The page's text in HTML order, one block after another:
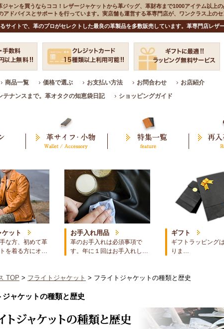
ャンを買うならココ！レザージャケットから革バッグ、革財布まで1000アイテム以上の
ドバイスとサポートを行っています。実店舗も運営する革専門店が、ワンクラス上の
サイトで、革のプロがセレクトした最良の革製品を多数販売しています。革専門店レザ
商品一覧 価格で選ぶ お支払い方法 お問合わせ
お店紹介
テナンスまで。革オタクの知恵袋日記
ショッピングガイド
ケット
な方、初めて革
を着る方にオ…
お手入れ用品
革のお手入れは必須事項で
す。年に１回はお手入れし…
ギフト
ギフトラッピング
りま…
TOP > フライトジャケット > フライトジャケットの種類と歴史
ジャケットの種類と歴史